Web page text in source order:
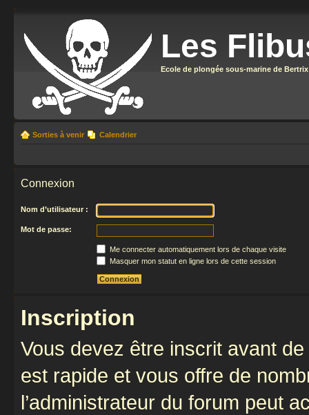
Les
Ecole de plongée sous-marine de Bertrix
Sorties à venir Calendrier
Connexion
Nom d’utilisateur :
Mot de passe:
Me connecter automatiquement lors de chaque visite
Masquer mon statut en ligne lors de cette session
Inscription
Vous devez être inscrit avant
est rapide et vous offre de
l’administrateur du forum peut